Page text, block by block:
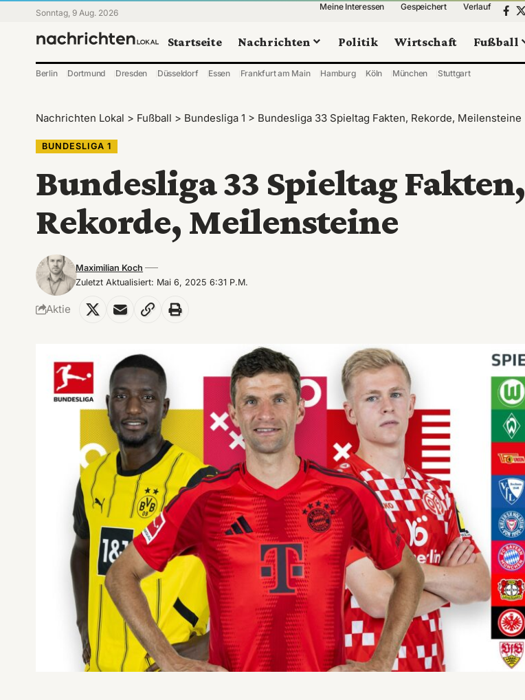
Sonntag, 9 Aug. 2026
Meine Interessen Gespeichert Verlauf
Startseite Nachrichten Politik Wirtschaft Fußball
Berlin Dortmund Dresden Düsseldorf Essen Frankfurt am Main Hamburg Köln München Stuttgart
Nachrichten Lokal > Fußball > Bundesliga 1 > Bundesliga 33 Spieltag Fakten, Rekorde, Meilensteine
BUNDESLIGA 1
Bundesliga 33 Spieltag Fakten,
Rekorde, Meilensteine
Zuletzt Aktualisiert: Mai 6, 2025 6:31 P.m.
Maximilian Koch
Aktie